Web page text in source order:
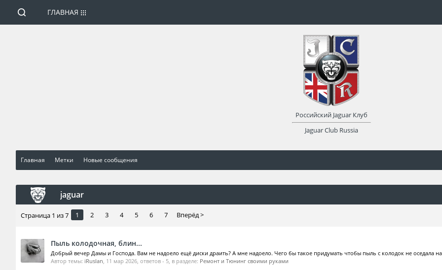
Главная Метки Новые сообщения
jaguar
Страница 1 из 7 1 2 3 4 5 6 7 Вперёд >
Пыль колодочная, блин...
Добрый вечер Дамы и Господа. Вам не надоело ещё диски драить? А мне надоело. Чего бы такое придумать чтобы пыль с колодок не оседала
Автор темы: iRuslan, 11 мар 2026, ответов - 5, в разделе: Ремонт и Тюнинг своими руками
ГЛАВНАЯ
Российский Jaguar Клуб
Jaguar Club Russia